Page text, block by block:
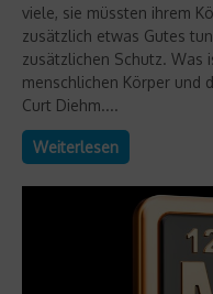
viele, sie müssten ihrem
zusätzlich etwas Gutes
zusätzlichen Schutz. Was
menschlichen Körper und
Curt Diehm....
Weiterlesen